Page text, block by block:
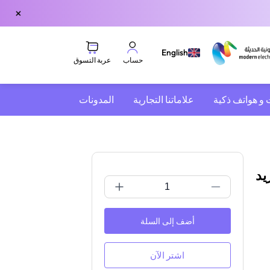
×
English
حساب عربة التسوق
و هواتف ذكية علاماتنا التجارية المدونات
أضف إلى السلة
اشتر الآن